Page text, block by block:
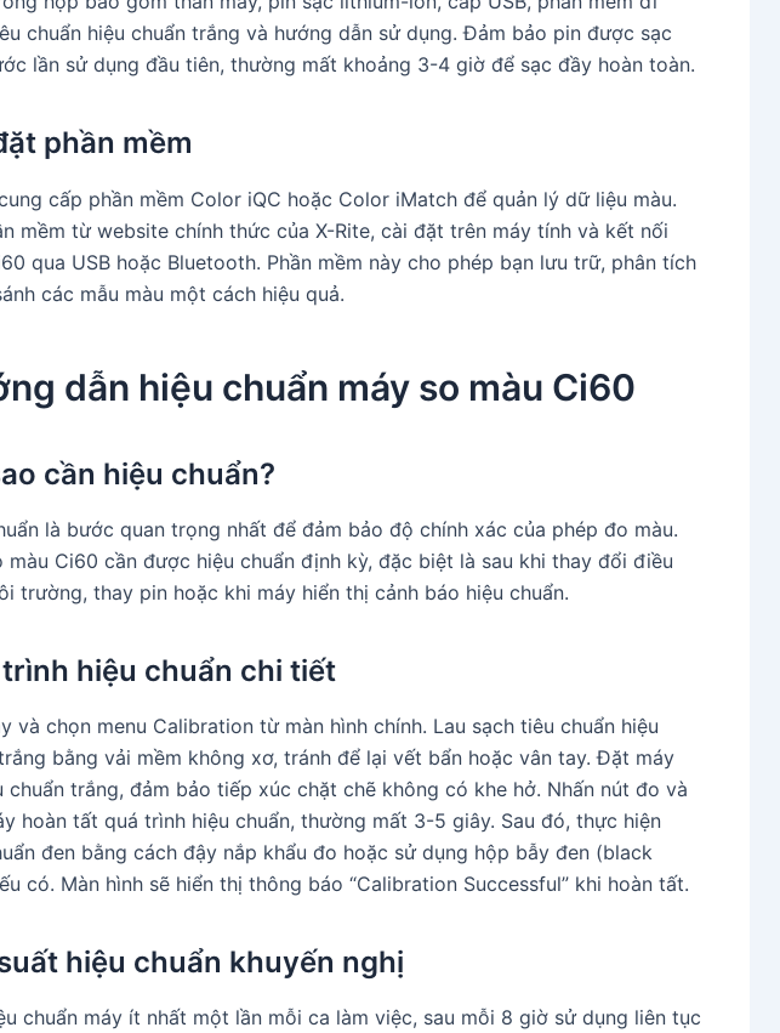
chuẩn hiệu chuẩn trắng và hướng dẫn sử dụng. Đảm bảo pin được sạc
lần sử dụng đầu tiên, thường mất khoảng 3-4 giờ để sạc đầy hoàn toàn.
phần mềm
cấp phần mềm Color iQC hoặc Color iMatch để quản lý dữ liệu màu.
mềm từ website chính thức của X-Rite, cài đặt trên máy tính và kết nối
qua USB hoặc Bluetooth. Phần mềm này cho phép bạn lưu trữ, phân tích
các mẫu màu một cách hiệu quả.
dẫn hiệu chuẩn máy so màu Ci60
cần hiệu chuẩn?
là bước quan trọng nhất để đảm bảo độ chính xác của phép đo màu.
màu Ci60 cần được hiệu chuẩn định kỳ, đặc biệt là sau khi thay đổi điều
trường, thay pin hoặc khi máy hiển thị cảnh báo hiệu chuẩn.
hiệu chuẩn chi tiết
và chọn menu Calibration từ màn hình chính. Lau sạch tiêu chuẩn hiệu
bằng vải mềm không xơ, tránh để lại vết bẩn hoặc vân tay. Đặt máy
chuẩn trắng, đảm bảo tiếp xúc chặt chẽ không có khe hở. Nhấn nút đo và
hoàn tất quá trình hiệu chuẩn, thường mất 3-5 giây. Sau đó, thực hiện
đen bằng cách đậy nắp khẩu đo hoặc sử dụng hộp bẫy đen (black
có. Màn hình sẽ hiển thị thông báo “Calibration Successful” khi hoàn tất.
hiệu chuẩn khuyến nghị
chuẩn máy ít nhất một lần mỗi ca làm việc, sau mỗi 8 giờ sử dụng liên tục